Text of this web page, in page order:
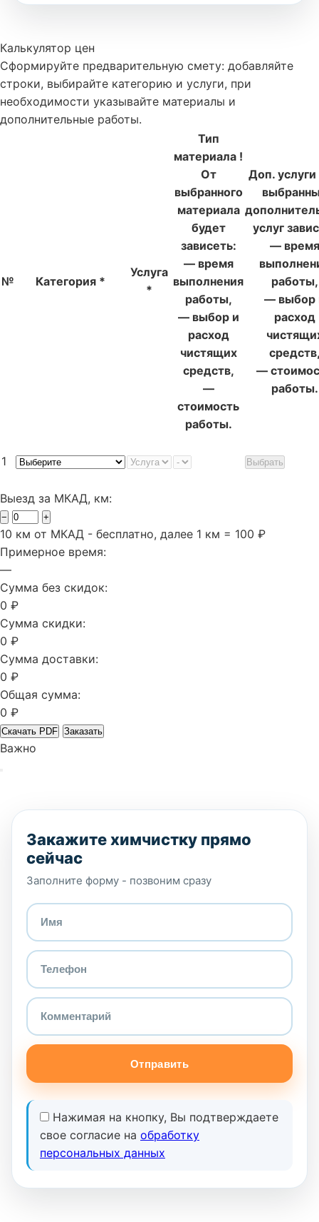
Калькулятор цен
Сформируйте предварительную смету: добавляйте
строки, выбирайте категорию и услуги, при
необходимости указывайте материалы и
дополнительные работы.
№ Категория *
Услуга
*
Тип
материала !
От
выбранного
материала
будет
зависеть:
— время
выполнения
работы,
— выбор и
расход
чистящих
средств,
—
стоимость
работы.
Доп. услуги
услуг
— время
работы,
— выбор
расход
—
работы.
1 Выбрать
Выезд за МКАД, км:
− +
10 км от МКАД - бесплатно, далее 1 км = 100 ₽
Примерное время:
—
Сумма без скидок:
0 ₽
Сумма скидки:
0 ₽
Сумма доставки:
0 ₽
Общая сумма:
0 ₽
Скачать PDF Заказать
Важно
Закажите химчистку прямо
сейчас
Заполните форму - позвоним сразу
Отправить
Нажимая на кнопку, Вы подтверждаете
свое согласие на обработку
персональных данных